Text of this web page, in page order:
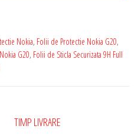
Nokia, Folii de Protectie Nokia G20,
G20, Folii de Sticla Securizata 9H Full
TIMP LIVRARE